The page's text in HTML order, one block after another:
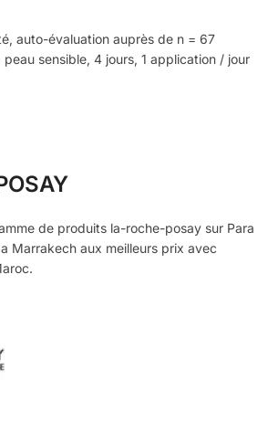
auto-évaluation auprès de n = 67
peau sensible, 4 jours, 1 application / jour
de produits la-roche-posay sur Para
Marrakech aux meilleurs prix avec